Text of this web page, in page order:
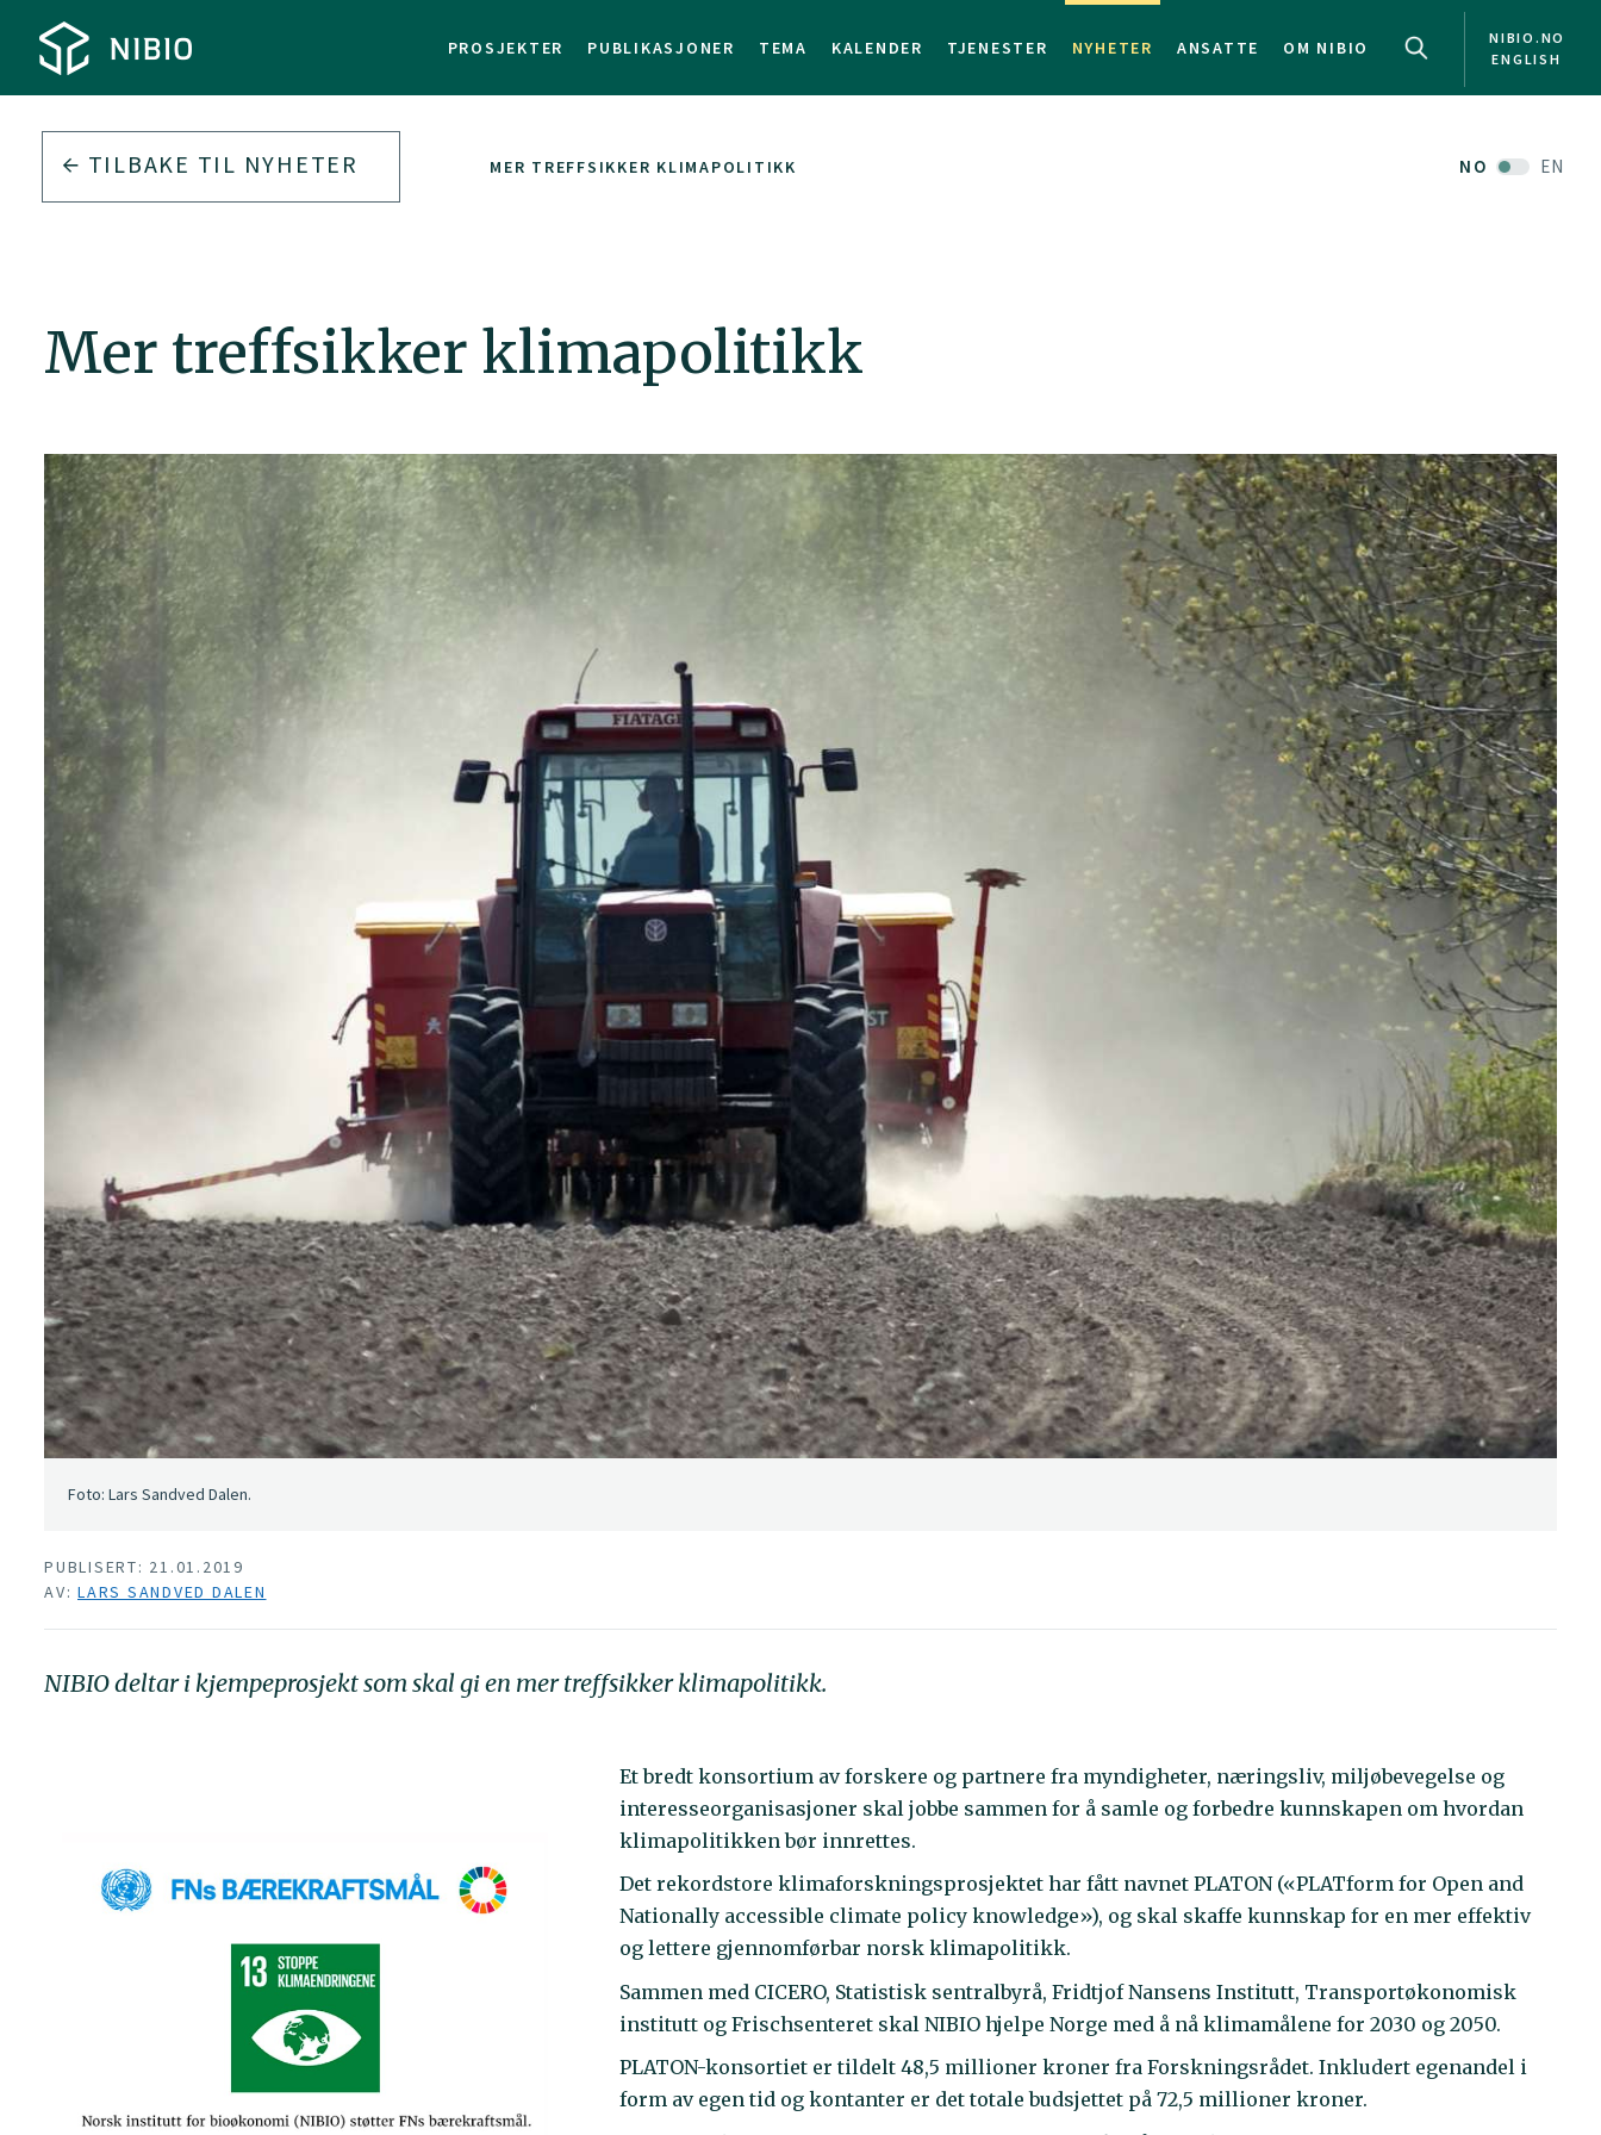
PROSJEKTER PUBLIKASJONER TEMA KALENDER TJENESTER NYHETER ANSATTE OM NIBIO
NIBIO.NO
ENGLISH
TILBAKE TIL NYHETER MER TREFFSIKKER KLIMAPOLITIKK NO EN
Mer treffsikker klimapolitikk
Foto: Lars Sandved Dalen.
PUBLISERT: 21.01.2019
AV: LARS SANDVED DALEN
NIBIO deltar i kjempeprosjekt som skal gi en mer treffsikker klimapolitikk.
Et bredt konsortium av forskere og partnere fra myndigheter, næringsliv, miljøbevegelse og
interesseorganisasjoner skal jobbe sammen for å samle og forbedre kunnskapen om hvordan
klimapolitikken bør innrettes.
Det rekordstore klimaforskningsprosjektet har fått navnet PLATON («PLATform for Open and
Nationally accessible climate policy knowledge»), og skal skaffe kunnskap for en mer effektiv
og lettere gjennomførbar norsk klimapolitikk.
Sammen med CICERO, Statistisk sentralbyrå, Fridtjof Nansens Institutt, Transportøkonomisk
institutt og Frischsenteret skal NIBIO hjelpe Norge med å nå klimamålene for 2030 og 2050.
PLATON-konsortiet er tildelt 48,5 millioner kroner fra Forskningsrådet. Inkludert egenandel i
form av egen tid og kontanter er det totale budsjettet på 72,5 millioner kroner.